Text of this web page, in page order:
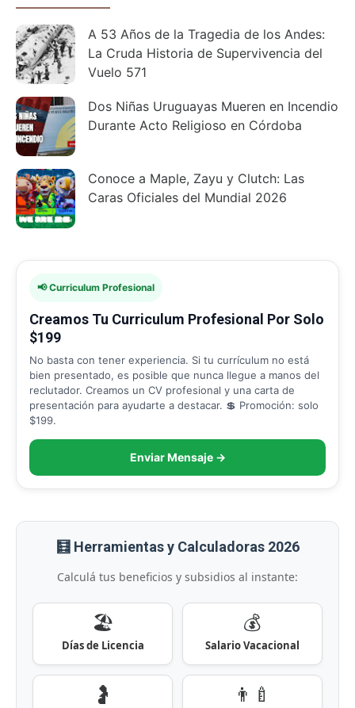
A 53 Años de la Tragedia de los Andes:
La Cruda Historia de Supervivencia del
Vuelo 571
Dos Niñas Uruguayas Mueren en Incendio
Durante Acto Religioso en Córdoba
Conoce a Maple, Zayu y Clutch: Las
Caras Oficiales del Mundial 2026
📢 Curriculum Profesional
Creamos Tu Curriculum Profesional Por Solo
$199
No basta con tener experiencia. Si tu currículum no está
bien presentado, es posible que nunca llegue a manos del
reclutador. Creamos un CV profesional y una carta de
presentación para ayudarte a destacar. 💲 Promoción: solo
$199.
Enviar Mensaje →
🧮 Herramientas y Calculadoras 2026
Calculá tus beneficios y subsidios al instante:
🏖️
Días de Licencia
💰
Salario Vacacional
🤰 👨‍🍼